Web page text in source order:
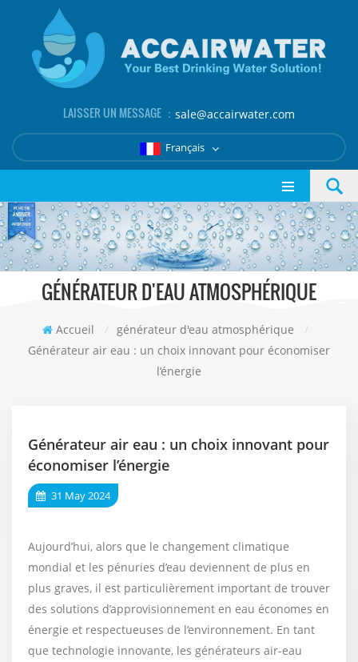
LAISSER UN MESSAGE ： sale@accairwater.com
Français
GÉNÉRATEUR D'EAU ATMOSPHÉRIQUE
Accueil / générateur d'eau atmosphérique
/
Générateur air eau : un choix innovant pour économiser
l’énergie
Générateur air eau : un choix innovant pour
économiser l’énergie
31 May 2024
Aujourd’hui, alors que le changement climatique
mondial et les pénuries d’eau deviennent de plus en
plus graves, il est particulièrement important de trouver
des solutions d’approvisionnement en eau économes en
énergie et respectueuses de l’environnement. En tant
que technologie innovante, les générateurs air-eau